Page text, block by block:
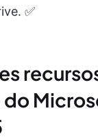
✅
do